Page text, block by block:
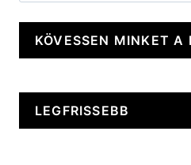
KÖVESSEN MINKET A
LEGFRISSEBB